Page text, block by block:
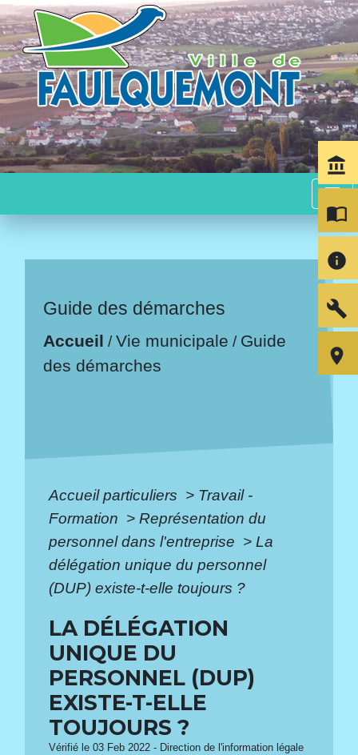
menu
Guide des démarches
Accueil /Vie municipale / Guide
des démarches
Accueil particuliers > Travail -
Formation > Représentation du
personnel dans l'entreprise > La
délégation unique du personnel
(DUP) existe-t-elle toujours ?
LA DÉLÉGATION
UNIQUE DU
PERSONNEL (DUP)
EXISTE-T-ELLE
TOUJOURS ?
Vérifié le 03 Feb 2022 - Direction de l'information légale
account_balance
import_contacts
info
build
room